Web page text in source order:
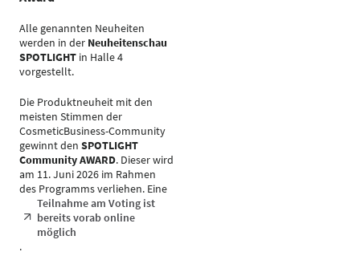
Alle genannten Neuheiten
werden in der Neuheitenschau
SPOTLIGHT in Halle 4
vorgestellt.
Die Produktneuheit mit den
meisten Stimmen der
CosmeticBusiness-Community
gewinnt den SPOTLIGHT
Community AWARD. Dieser wird
am 11. Juni 2026 im Rahmen
des Programms verliehen. Eine
Teilnahme am Voting ist
bereits vorab online
möglich
.